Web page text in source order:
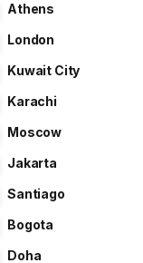
Athens
London
Kuwait City
Karachi
Moscow
Jakarta
Santiago
Bogota
Doha